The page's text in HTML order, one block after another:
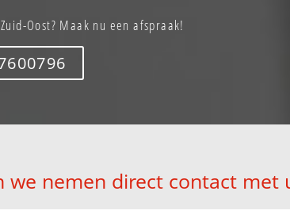
Oost? Maak nu een afspraak!
we nemen direct contact met